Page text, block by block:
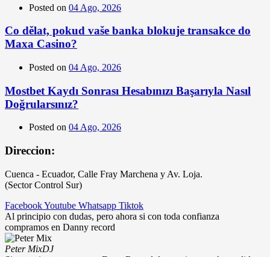
Posted on 04 Ago, 2026
Co dělat, pokud vaše banka blokuje transakce do
Maxa Casino?
Posted on 04 Ago, 2026
Mostbet Kaydı Sonrası Hesabınızı Başarıyla Nasıl
Doğrularsınız?
Posted on 04 Ago, 2026
Direccion:
Cuenca - Ecuador, Calle Fray Marchena y Av. Loja.
(Sector Control Sur)
FacebookYoutube Whatsapp Tiktok
Al principio con dudas, pero ahora si con toda confianza
compramos en Danny record
Peter MixDJ